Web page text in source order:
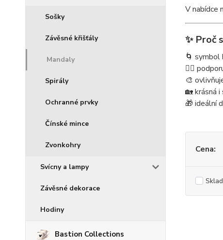
Sošky
Závěsné křišťály
Mandaly
Spirály
Ochranné prvky
Čínské mince
Zvonkohry
Svícny a lampy
Závěsné dekorace
Hodiny
Bastion Collections
V nabídce
✨ Proč
🌀 symbol
🧘‍♂️
🎨
🏡 krásná
🎁 ideální
Cena: